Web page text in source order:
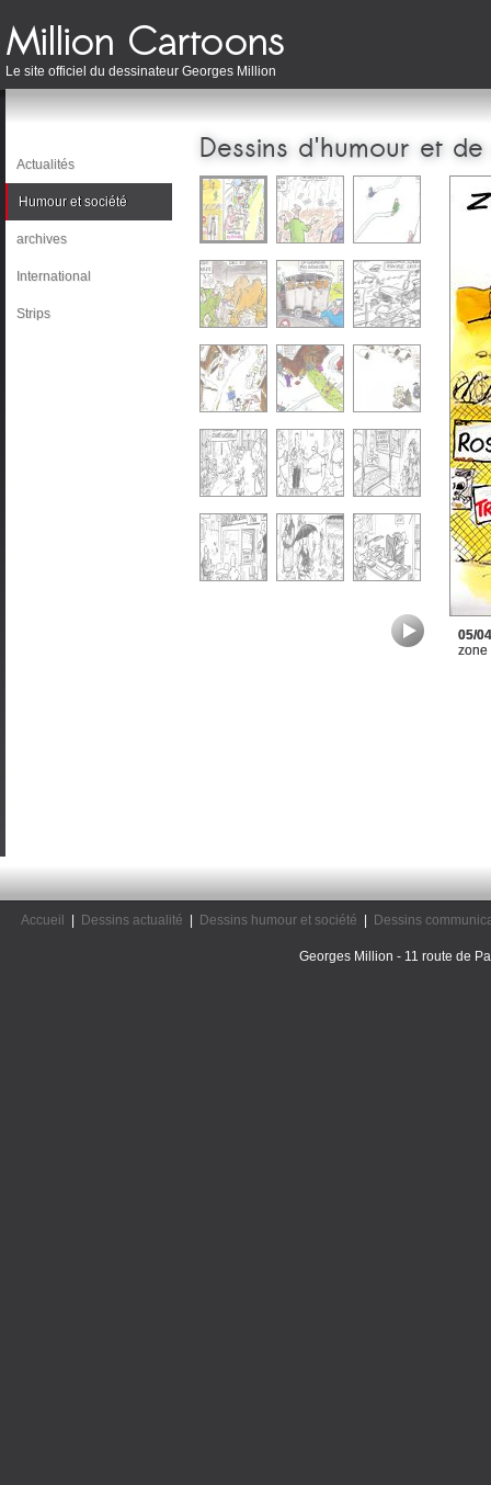
Le site officiel du dessinateur Georges Million
Actualités
Humour et société
archives
International
Strips
Dessins d'humour et
05/
zone
Accueil Dessins actualité Dessins humour et société Dessins
Georges Million - 11 route de